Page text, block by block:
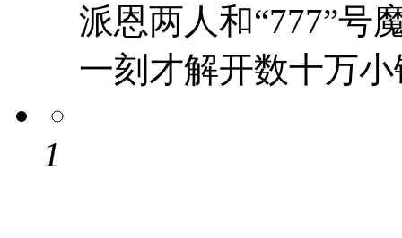
派恩两人和“777”号
一刻才解开数十万
1